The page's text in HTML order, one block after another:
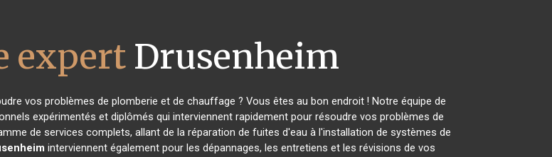
expertDrusenheim
vos problèmes de plomberie et de chauffage ? Vous êtes au bon endroit ! Notre équipe de
expérimentés et diplômés qui interviennent rapidement pour résoudre vos problèmes de
de services complets, allant de la réparation de fuites d'eau à l'installation de systèmes de
interviennent également pour les dépannages, les entretiens et les révisions de vos